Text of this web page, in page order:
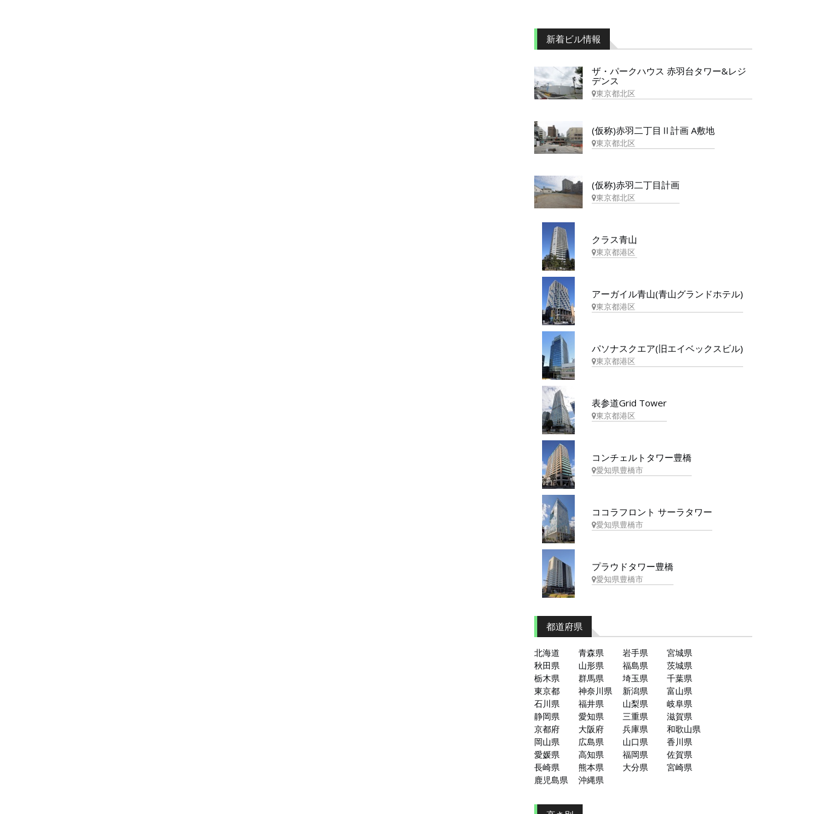
新着ビル情報
ザ・パークハウス 赤羽台タワー&レジ
デンス
東京都北区
(仮称)赤羽二丁目Ⅱ計画 A敷地
東京都北区
(仮称)赤羽二丁目計画
東京都北区
クラス青山
東京都港区
アーガイル青山(青山グランドホテル)
東京都港区
パソナスクエア(旧エイベックスビル)
東京都港区
表参道Grid Tower
東京都港区
コンチェルトタワー豊橋
愛知県豊橋市
ココラフロント サーラタワー
愛知県豊橋市
プラウドタワー豊橋
愛知県豊橋市
都道府県
北海道 青森県 岩手県
宮城県
秋田県
山形県 福島県
茨城県
栃木県
群馬県 埼玉県
千葉県
東京都
神奈川県 新潟県
富山県
石川県
福井県 山梨県
岐阜県
静岡県
愛知県 三重県
滋賀県
京都府
大阪府 兵庫県
和歌山県
岡山県
広島県 山口県
香川県
愛媛県
高知県 福岡県
佐賀県
長崎県
熊本県 大分県
宮崎県
鹿児島県
沖縄県